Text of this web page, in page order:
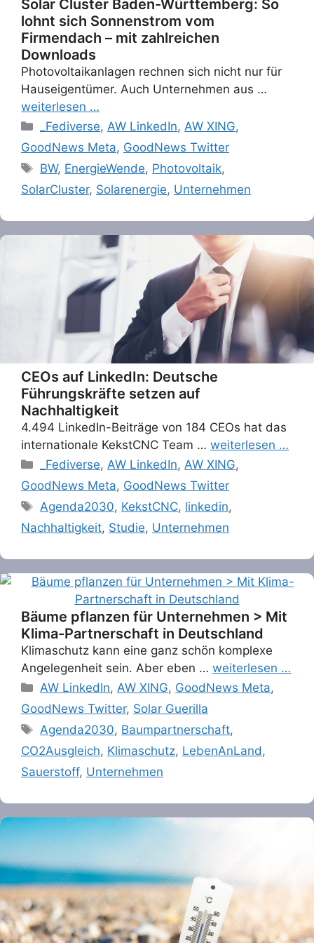
Solar Cluster Baden-Württemberg: So
lohnt sich Sonnenstrom vom
Firmendach – mit zahlreichen
Downloads
Photovoltaikanlagen rechnen sich nicht nur für
Hauseigentümer. Auch Unternehmen aus …
weiterlesen …
Categories
_Fediverse,AW LinkedIn,AW XING,
GoodNews Meta, GoodNews Twitter
Tags
BW, EnergieWende, Photovoltaik,
SolarCluster, Solarenergie, Unternehmen
CEOs auf LinkedIn: Deutsche
Führungskräfte setzen auf
Nachhaltigkeit
4.494 LinkedIn-Beiträge von 184 CEOs hat das
internationale KekstCNC Team … weiterlesen …
Categories
_Fediverse,AW LinkedIn,AW XING,
GoodNews Meta, GoodNews Twitter
Tags
Agenda2030, KekstCNC, linkedin,
Nachhaltigkeit, Studie, Unternehmen
Bäume pflanzen für Unternehmen > Mit
Klima-Partnerschaft in Deutschland
Klimaschutz kann eine ganz schön komplexe
Angelegenheit sein. Aber eben … weiterlesen …
Categories
AW LinkedIn,AW XING, GoodNews Meta,
GoodNews Twitter, Solar Guerilla
Tags
Agenda2030, Baumpartnerschaft,
CO2Ausgleich, Klimaschutz, LebenAnLand,
Sauerstoff, Unternehmen